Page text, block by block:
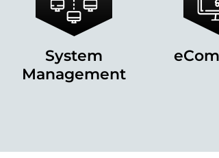
System
Management